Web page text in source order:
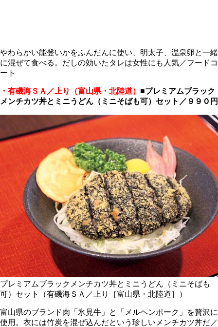
やわらかい能登いかをふんだんに使い、明太子、温泉卵と一緒
に混ぜて食べる。だしの効いたタレは女性にも人気／フードコ
ート
・有磯海ＳＡ／上り（富山県・北陸道） ■プレミアムブラック
メンチカツ丼とミニうどん（ミニそばも可）セット／９９０円
プレミアムブラックメンチカツ丼とミニうどん（ミニそばも
可）セット（有磯海ＳＡ／上り［富山県・北陸道］）
富山県のブランド肉「氷見牛」と「メルヘンポーク」を贅沢に
使用。衣には竹炭を混ぜ込んだという珍しいメンチカツ丼だ／